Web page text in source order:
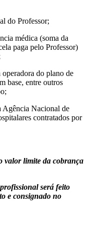
do Professor;
médica (soma da
paga pelo Professor)
do plano de
base, entre outros
Agência Nacional de
contratados por
valor limite da cobrança
será feito
e consignado no